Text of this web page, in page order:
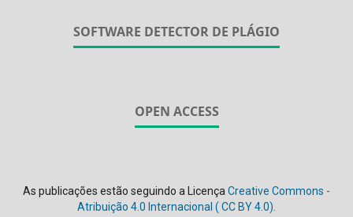
SOFTWARE DETECTOR DE PLÁGIO
OPEN ACCESS
As publicações estão seguindo a Licença Creative Commons -
Atribuição 4.0 Internacional ( CC BY 4.0).